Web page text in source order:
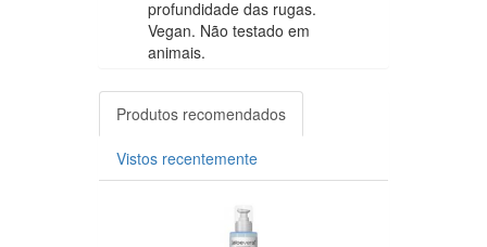
profundidade das rugas.
Vegan. Não testado em
animais.
Produtos recomendados
Vistos recentemente